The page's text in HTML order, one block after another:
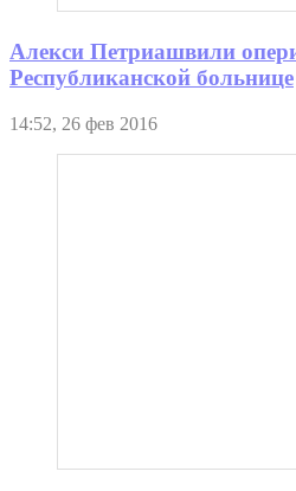
Алекси Петриашвили
Республиканской больнице
14:52, 26 фев 2016